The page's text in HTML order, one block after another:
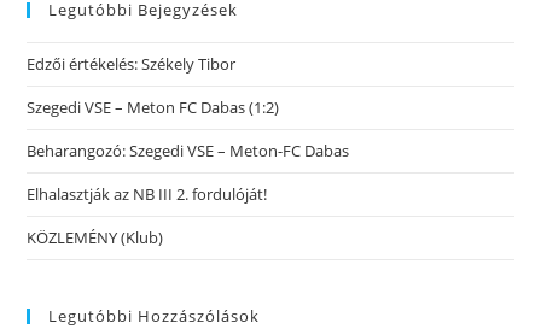
Legutóbbi Bejegyzések
Edzői értékelés: Székely Tibor
Szegedi VSE – Meton FC Dabas (1:2)
Beharangozó: Szegedi VSE – Meton-FC Dabas
Elhalasztják az NB III 2. fordulóját!
KÖZLEMÉNY (Klub)
Legutóbbi Hozzászólások